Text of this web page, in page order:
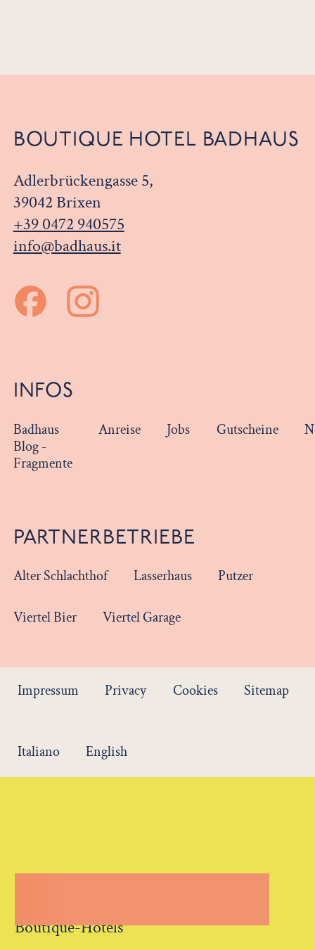
BOUTIQUE HOTEL BADHAUS
Adlerbrückengasse 5,
39042 Brixen
+39 0472 940575
info@badhaus.it
INFOS
Badhaus
Blog -
Fragmente
Anreise Jobs Gutscheine
PARTNERBETRIEBE
Alter Schlachthof Lasserhaus Putzer
Viertel Bier Viertel Garage
Impressum Privacy Cookies Sitemap
Italiano English